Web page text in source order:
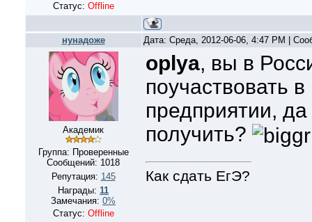
Статус: Offline
нунадоже Дата: Среда, 2012-06-06, 4:47 PM |
Академик
Группа: Проверенные
Сообщений: 1018
Репутация: 145
Награды: 11
Замечания: 0%
Статус: Offline
oplya, вы в
поучаствовать
предприятии,
получить?
Как сдать ЕгЭ?